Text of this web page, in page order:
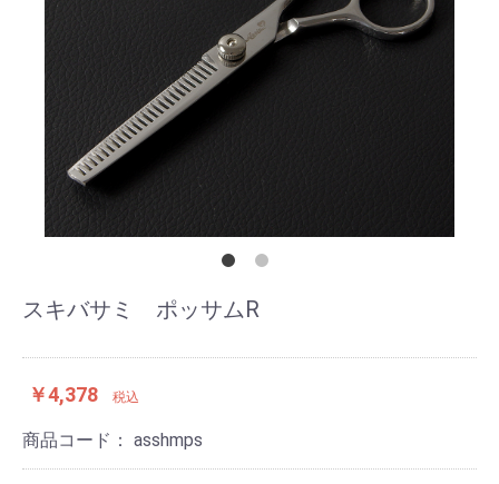
スキバサミ ポッサムR
￥4,378 税込
商品コード： asshmps